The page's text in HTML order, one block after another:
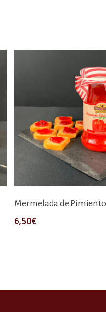
Mermelada de Pimiento
6,50€